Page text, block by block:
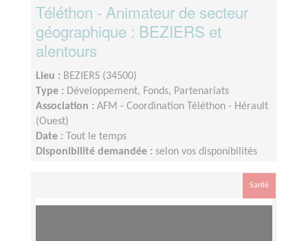
Téléthon - Animateur de secteur
géographique : BEZIERS et
alentours
Lieu : BEZIERS (34500)
Type : Développement, Fonds, Partenariats
Association : AFM - Coordination Téléthon - Hérault
(Ouest)
Date :
Tout le temps
Disponibilité demandée : selon vos disponibilités
Santé